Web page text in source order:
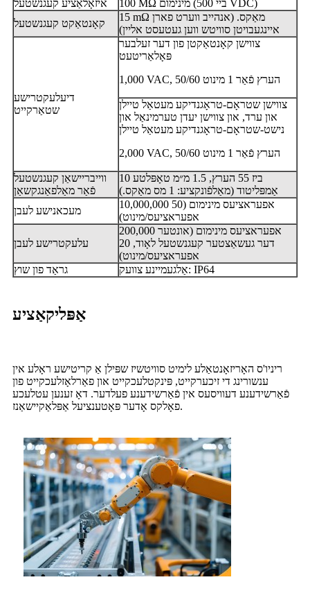
איזאָלאַציע קעגנשטעל
100 MΩ מינימום (ביי 500 VDC)
קאָנטאַקט קעגנשטעל
15 mΩ מאַקס. (אנהייב ווערט פארן
איינגעבויטן סוויטש ווען געטעסט אליין)
דיעלעקטרישע
שטאַרקייט
צווישן קאָנטאַקטן פון דער זעלבער
פּאָלאַריטעט
1,000 VAC, 50/60 הערץ פֿאַר 1 מינוט
צווישן שטראָם-טראָגנדיקע מעטאַל טיילן
און ערד, און צווישן יעדן טערמינאַל און
נישט-שטראָם-טראָגנדיקע מעטאַל טיילן
2,000 VAC, 50/60 הערץ פֿאַר 1 מינוט
ווייבריישאַן קעגנשטעל
פֿאַר מאַלפאַנגקשאַן
10 ביז 55 הערץ, 1.5 מ״מ טאָפּלטע
אַמפּליטוד (מאַלפֿונקציע: 1 מס מאַקס.)
מעכאנישע לעבן
10,000,000 אפעראציעס מינימום (50
אפעראציעס/מינוט)
עלעקטרישע לעבן
200,000 אפעראציעס מינימום (אונטער
דער געשאַצטער קעגנשטעל לאָוד, 20
אפעראציעס/מינוט)
גראַד פון שוץ
אַלגעמיינע צוועק: IP64
אַפּליקאַציע
ריניו'ס האָריזאָנטאַלע לימיט סוויטשיז שפּילן אַ קריטישע ראָלע אין
ענשורינג די זיכערקייט, פּינקטלעכקייט און פאַרלאָזלעכקייט פון
פֿאַרשידענע דעוויסעס אין פֿאַרשידענע פעלדער. דאָ זענען עטלעכע
פאָלקס אָדער פּאָטענציעל אַפּלאַקיישאַנז.